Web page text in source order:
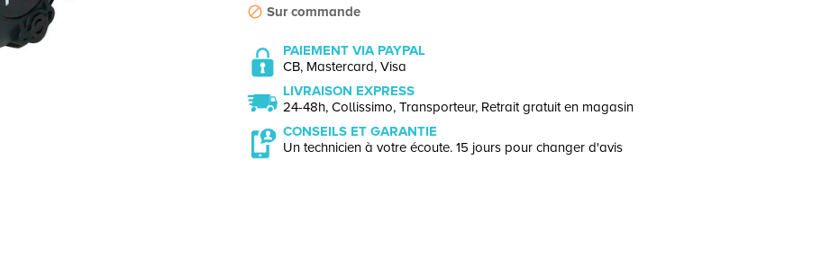
Sur commande
PAIEMENT VIA PAYPAL
CB, Mastercard, Visa
LIVRAISON EXPRESS
24-48h, Collissimo, Transporteur, Retrait gratuit en magasin
CONSEILS ET GARANTIE
Un technicien à votre écoute. 15 jours pour changer d'avis